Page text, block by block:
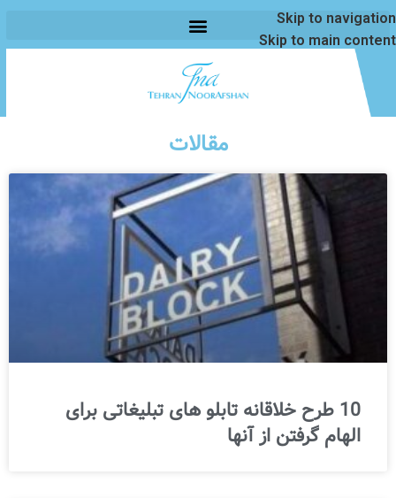
Skip to navigation
Skip to main content
مقالات
10 طرح خلاقانه تابلو های تبلیغاتی برای
الهام گرفتن از آنها